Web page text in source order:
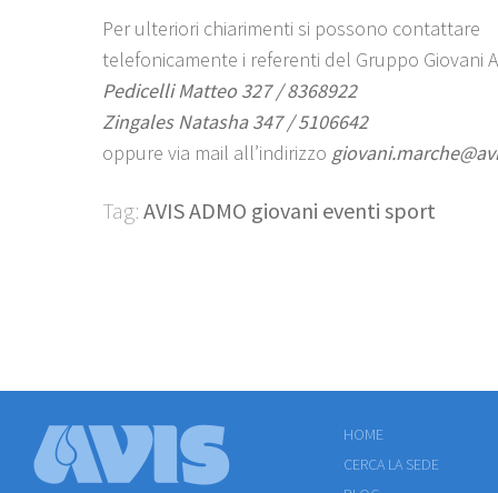
Per ulteriori chiarimenti si possono contattare
telefonicamente i referenti del Gruppo Giovani
Pedicelli Matteo 327 / 8368922
Zingales Natasha 347 / 5106642
oppure via mail all’indirizzo
Tag: AVIS ADMO giovani eventi sport
HOME
CERCA LA SEDE